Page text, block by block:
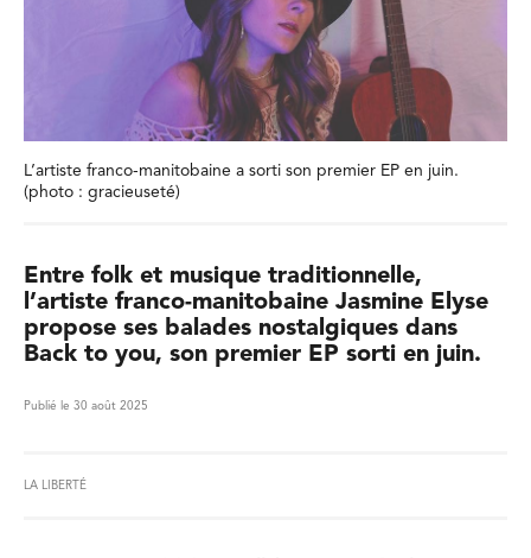
L’artiste franco-manitobaine a sorti son premier EP en juin.
(photo : gracieuseté)
Entre folk et musique traditionnelle,
l’artiste franco-manitobaine Jasmine Elyse
propose ses balades nostalgiques dans
Back to you, son premier EP sorti en juin.
Publié le 30 août 2025
LA LIBERTÉ